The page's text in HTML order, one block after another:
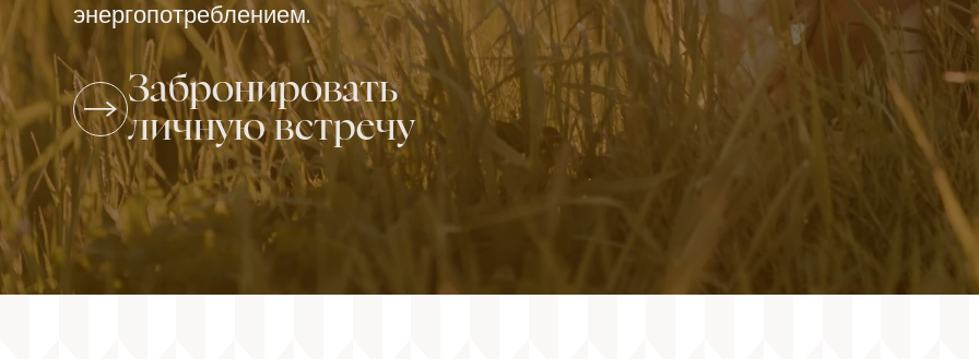
энергопотреблением.
Забронировать
личную встречу